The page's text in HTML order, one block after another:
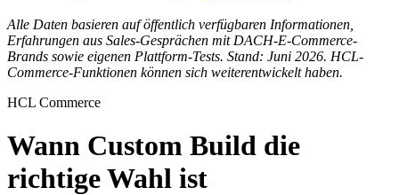
Alle Daten basieren auf öffentlich verfügbaren Informationen,
Erfahrungen aus Sales-Gesprächen mit DACH-E-Commerce-
Brands sowie eigenen Plattform-Tests. Stand: Juni 2026. HCL-
Commerce-Funktionen können sich weiterentwickelt haben.
HCL Commerce
Wann Custom Build die
richtige Wahl ist